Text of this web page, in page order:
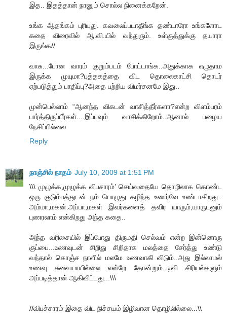
இத.. இதத்தான் நானும் சொல்ல நினைக்கறேன்.
உங்க ஆதங்கம் புரியுது. கவலைப்படாதீங்க தண்டாரோ உங்களோட
கதை விரைவில் ஆ.வி.யில் வந்துரும். உள்குத்துக்கு தயாரா
இருங்க//
வாசு...போன வாரம் குறும்படம் போட்டாங்க..அதுக்காக எழுதாம
இருக்க முயுமா?புத்தகத்தை விட தொலைகாட்சி தொடர்
ஏற்படுத்தும் பாதிப்பு?அதை பற்றிய விமர்சனமே இது..
முன்பெல்லாம் “ஆனந்த விகடன் வாசித்தீர்களா?என்ற விளம்பரம்
பார்த்திருப்பீர்கள்....இப்பவும் வாசிக்கிறோம்..ஆனால் பழைய
நேசிப்பில்லை
Reply
நாஞ்சில் நாதம் July 10, 2009 at 1:51 PM
\\\ முழுக்க,முழுக்க விபசாரம்’ செய்வதையே தொழிலாக கொண்ட
ஒரு குடும்பத்துடன் நம் பொழுது கழிந்த உணர்வே உண்டாகிறது..
அம்மா,மகன்.அப்பா,மகள் இவர்களைத் தவிர யாரும்,யாருடனும்
புணரலாம் என்கிறது அந்த கதை..
அந்த வரிசையில் இப்போது திருமதி செல்வம் என்ற இன்னொரு
குப்பை...உணவுடன் சிறிது சிறிதாக மலத்தை சேர்த்து உண்டு
வந்தால் கொஞ்ச நாளில் மலமே உணவாகி விடும்..அது இல்லாமல்
உணவு சுவையாயில்லை என்றே தோன்றும்..டிவி சிரியல்களும்
அப்படித்தான் ஆகிவிட்டது...\\\
//விபச்சாரம் இதை விட நிச்சயம் இழிவான தொழிலில்லை...\\